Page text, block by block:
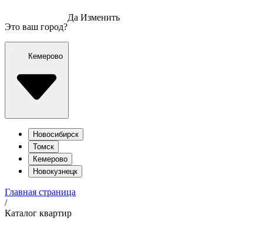
Это ваш город?
Да Изменить
Кемерово
Новосибирск
Томск
Кемерово
Новокузнецк
Главная страница
/
Каталог квартир